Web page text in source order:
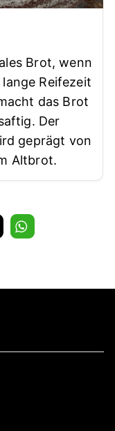
Brot, wenn
Reifezeit
das Brot
Der
geprägt von
Altbrot.